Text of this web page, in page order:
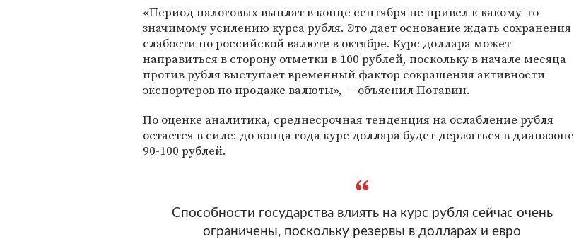
«Период налоговых выплат в конце сентября не привел к какому-то
значимому усилению курса рубля. Это дает основание ждать сохранения
слабости по российской валюте в октябре. Курс доллара может
направиться в сторону отметки в 100 рублей, поскольку в начале месяца
против рубля выступает временный фактор сокращения активности
экспортеров по продаже валюты», — объяснил Потавин.
По оценке аналитика, среднесрочная тенденция на ослабление рубля
остается в силе: до конца года курс доллара будет держаться в диапазоне
90-100 рублей.
Способности государства влиять на курс рубля сейчас очень
ограничены, поскольку резервы в долларах и евро